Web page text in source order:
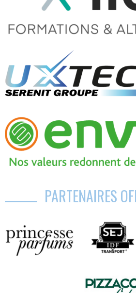
PARTENAIRES